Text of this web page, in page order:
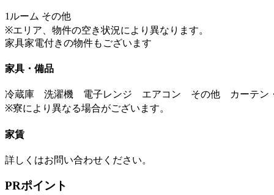
1ルーム その他
※エリア、物件の空き状況により異なります。
家具家電付きの物件もございます
家具・備品
冷蔵庫 洗濯機 電子レンジ エアコン その他 カーテン
※寮により異なる場合がございます。
家賃
詳しくはお問い合わせください。
PRポイント